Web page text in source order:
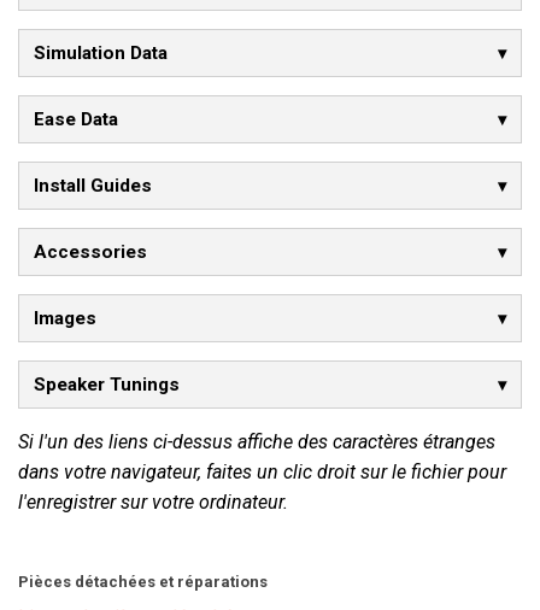
Simulation Data
Ease Data
Install Guides
Accessories
Images
Speaker Tunings
Si l'un des liens ci-dessus affiche des caractères étranges
dans votre navigateur, faites un clic droit sur le fichier pour
l'enregistrer sur votre ordinateur.
Pièces détachées et réparations